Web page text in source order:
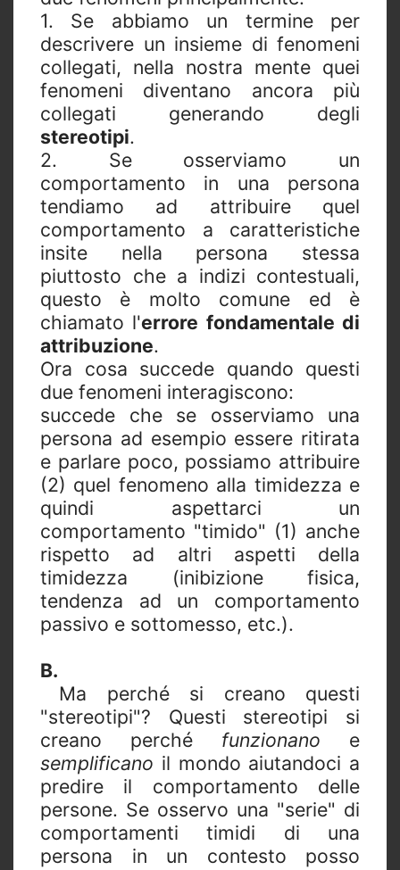
1. Se abbiamo un termine per
descrivere un insieme di fenomeni
collegati, nella nostra mente quei
fenomeni diventano ancora più
collegati generando degli
stereotipi.
2. Se osserviamo un
comportamento in una persona
tendiamo ad attribuire quel
comportamento a caratteristiche
insite nella persona stessa
piuttosto che a indizi contestuali,
questo è molto comune ed è
chiamato l'errore fondamentale di
attribuzione.
Ora cosa succede quando questi
due fenomeni interagiscono:
succede che se osserviamo una
persona ad esempio essere ritirata
e parlare poco, possiamo attribuire
(2) quel fenomeno alla timidezza e
quindi aspettarci un
comportamento "timido" (1) anche
rispetto ad altri aspetti della
timidezza (inibizione fisica,
tendenza ad un comportamento
passivo e sottomesso, etc.).
B.
Ma perché si creano questi
"stereotipi"? Questi stereotipi si
creano perché funzionano e
semplificano il mondo aiutandoci a
predire il comportamento delle
persone. Se osservo una "serie" di
comportamenti timidi di una
persona in un contesto posso